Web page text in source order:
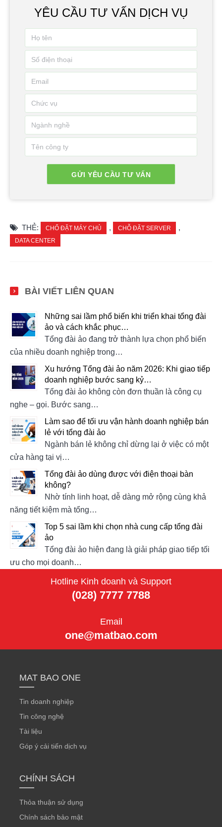
YÊU CẦU TƯ VẤN DỊCH VỤ
THẺ: CHỔ ĐẶT MÁY CHỦ , CHỖ ĐẶT SERVER ,
DATA CENTER
BÀI VIẾT LIÊN QUAN
Những sai lầm phổ biến khi triển khai tổng đài
ảo và cách khắc phục…
Tổng đài ảo đang trở thành lựa chọn phổ biến
của nhiều doanh nghiệp trong…
Xu hướng Tổng đài ảo năm 2026: Khi giao tiếp
doanh nghiệp bước sang kỷ…
Tổng đài ảo không còn đơn thuần là công cụ
nghe – gọi. Bước sang…
Làm sao để tối ưu vận hành doanh nghiệp bán
lẻ với tổng đài ảo
Ngành bán lẻ không chỉ dừng lại ở việc có một
cửa hàng tại vị…
Tổng đài ảo dùng được với điện thoại bàn
không?
Nhờ tính linh hoạt, dễ dàng mở rộng cùng khả
năng tiết kiệm mà tổng…
Top 5 sai lầm khi chọn nhà cung cấp tổng đài
ảo
Tổng đài ảo hiện đang là giải pháp giao tiếp tối
ưu cho mọi doanh…
Hotline Kinh doanh và Support
(028) 7777 7788
Email
one@matbao.com
MAT BAO ONE
Tin doanh nghiệp
Tin công nghệ
Tài liệu
Góp ý cải tiến dịch vụ
CHÍNH SÁCH
Thỏa thuận sử dụng
Chính sách bảo mật